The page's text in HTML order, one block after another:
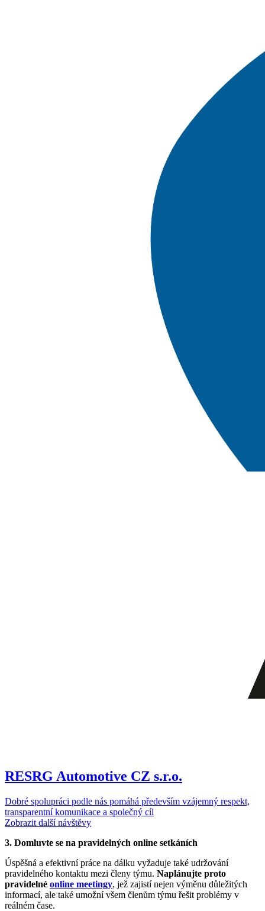
RESRG Automotive CZ s.r.o.
Dobré spolupráci podle nás pomáhá především vzájemný respekt,
transparentní komunikace a společný cíl
Zobrazit další návštěvy
3. Domluvte se na pravidelných online setkáních
Úspěšná a efektivní práce na dálku vyžaduje také udržování
pravidelného kontaktu mezi členy týmu. Naplánujte proto
pravidelné online meetingy, jež zajistí nejen výměnu důležitých
informací, ale také umožní všem členům týmu řešit problémy v
reálném čase.